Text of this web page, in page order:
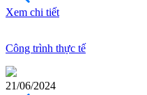
Công trình thực tế